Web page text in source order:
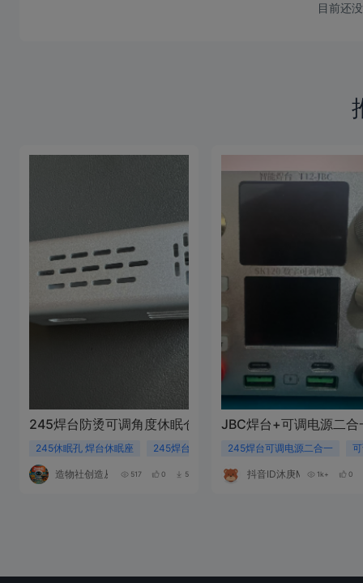
目前还
245焊台防烫可调角度休眠仓【造物社】
245休眠孔 焊台休眠座 245焊台休眠仓 焊台休眠
造物社创造从这里开始
517 0 5
JBC焊台+可调电源二合
245焊台可调电源二合一
抖音ID沐庚MU 1k+ 0